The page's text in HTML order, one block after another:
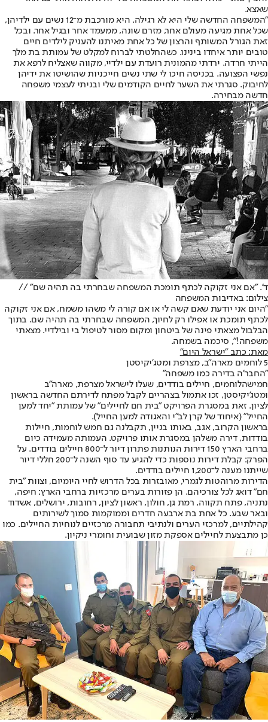
שאצא.
"המשפחה החדשה שלי היא לא רגילה. היא מורכבת מ־12 נשים עם ילדיהן,
שכל אחת מגיעה מעולם אחר, מזרם שונה, ממעמד אחר ובגיל אחר. ובכל
זאת הגורל המשותף והרצון של כל אחת מאיתנו להעניק לילדים חיים
טובים יותר איחדו בינינו. כשהחלטתי לברוח למקלט של עמותת בת מלך
הייתי חרדה. ירדתי מהמונית רועדת עם ילדיי, מקווה שאצליח לרפא את
נפשי הפצועה. בכניסה חיכו לי שתי נשים חייכניות שהושיטו את ידיהן
לחיבוק. סגרתי את השער לחיים הקודמים שלי ובניתי לעצמי משפחה
חדשה מבחירה.
ד'. "אם אני זקוקה לכתף תומכת המשפחה שבחרתי בה תהיה שם" //
צילום: באדיבות המשפחה
"היום אני יודעת שאם קשה לי או אם קורה לי משהו משמח, אם אני זקוקה
לכתף תומכת או אפילו רק לחיוך, המשפחה שבחרתי בה תהיה שם. בתוך
הבלבול מצאתי פינה של ביטחון ומקום מסור לטיפול בי ובילדיי. מצאתי
משפחה!", סיכמה בשמחה.
מאת: כתב "ישראל היום"
5 לוחמים מארה"ב, מצרפת ומטג'יקיסטן
"החבר'ה בדירה כמו משפחה"
חמישהלוחמים, חיילים בודדים, שעלו לישראל מצרפת, מארה"ב
ומטג'יקיסטן, זכו אתמול בצהריים לקבל מפתח לדירתם החדשה בראשון
לציון. זאת במסגרת הפרויקט "בית חם לחיילים" של עמותת "יחד למען
החייל" (איחוד של קרן לב"י והאגודה למען החייל).
בראשון הקרוב, אגב, באותו בניין, תקבלנה גם חמש לוחמות, חיילות
בודדות, דירה משלהן במסגרת אותו פרויקט. העמותה מעמידה כיום
ברחבי הארץ 150 דירות הנותנות פתרון דיור ל־800 חיילים בודדים. על
הפרק: קבלת דירות נוספות כדי להגיע עד סוף השנה ל־200 חללי דיור
שייתנו מענה ל־1,200 חיילים בודדים.
הדירות מרוהטות לגמרי, מאובזרות בכל הדרוש לחיי היומיום, וצוות "בית
חם" דואג לכל צורכיהם. הן פזורות בערים מרכזיות ברחבי הארץ: חיפה,
נתניה, פתח תקווה, רמת גן, חולון, ראשון לציון, רחובות, ירושלים, אשדוד
ובאר שבע. כל אחת בת ארבעה חדרים וממוקמות סמוך לשירותים
קהילתיים, למרכזי הערים ולנתיבי תחבורה מרכזיים לנוחיות החיילים. כמו
כן מתבצעת לחיילים אספקת מזון שבועית וחומרי ניקיון.